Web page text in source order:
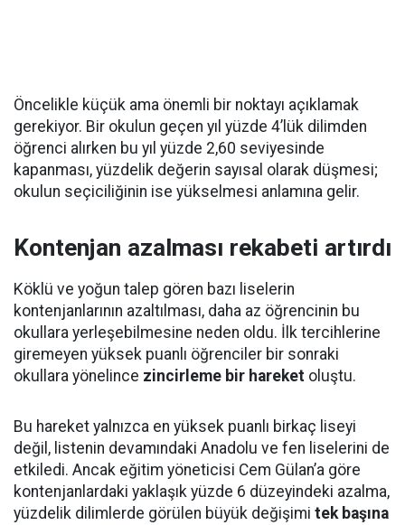
Öncelikle küçük ama önemli bir noktayı açıklamak
gerekiyor. Bir okulun geçen yıl yüzde 4’lük dilimden
öğrenci alırken bu yıl yüzde 2,60 seviyesinde
kapanması, yüzdelik değerin sayısal olarak düşmesi;
okulun seçiciliğinin ise yükselmesi anlamına gelir.
Kontenjan azalması rekabeti artırdı
Köklü ve yoğun talep gören bazı liselerin
kontenjanlarının azaltılması, daha az öğrencinin bu
okullara yerleşebilmesine neden oldu. İlk tercihlerine
giremeyen yüksek puanlı öğrenciler bir sonraki
okullara yönelince zincirleme bir hareket oluştu.
Bu hareket yalnızca en yüksek puanlı birkaç liseyi
değil, listenin devamındaki Anadolu ve fen liselerini de
etkiledi. Ancak eğitim yöneticisi Cem Gülan’a göre
kontenjanlardaki yaklaşık yüzde 6 düzeyindeki azalma,
yüzdelik dilimlerde görülen büyük değişimi tek başına